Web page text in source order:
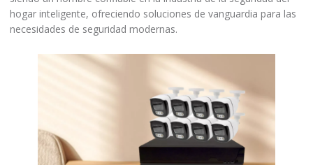
hogar inteligente, ofreciendo soluciones de vanguardia para las
necesidades de seguridad modernas.